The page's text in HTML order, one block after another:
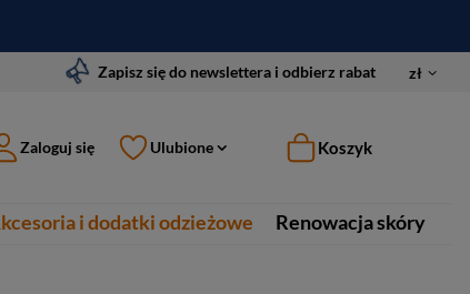
Zapisz się do newslettera i odbierz rabat zł
Zaloguj się Ulubione Koszyk
i dodatki odzieżowe
Renowacja skóry